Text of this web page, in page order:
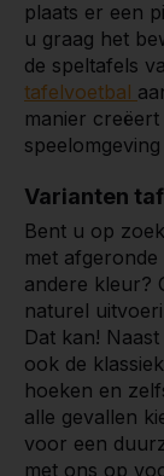
plaats er een
u graag het
de speltafels
tafelvoetbal
manier
Varianten
Bent u op
met
andere kleur?
naturel
Dat kan!
ook de
hoeken en
alle gevallen
voor een
met ons op